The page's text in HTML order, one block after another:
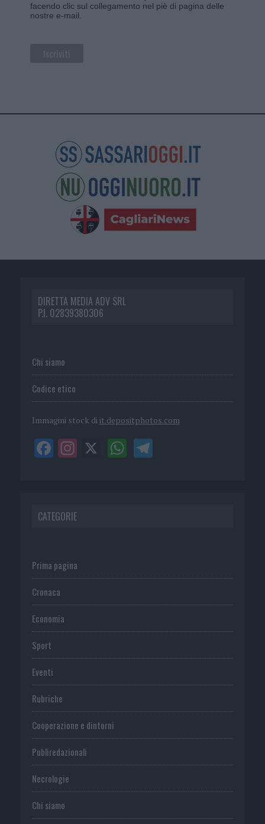
facendo clic sul collegamento nel piè di pagina delle
nostre e-mail.
DIRETTA MEDIA ADV SRL
P.I. 02839380306
Chi siamo
Codice etico
Immagini stock di it.depositphotos.com
CATEGORIE
Prima pagina
Cronaca
Economia
Sport
Eventi
Rubriche
Cooperazione e dintorni
Publiredazionali
Necrologie
Chi siamo